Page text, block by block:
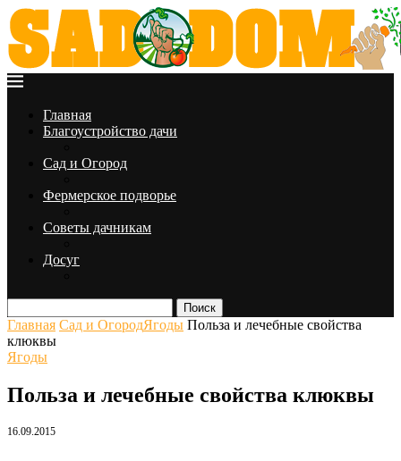
Главная
Благоустройство дачи
Сад и Огород
Фермерское подворье
Советы дачникам
Досуг
Поиск
Главная Сад и ОгородЯгоды Польза и лечебные свойства
клюквы
Ягоды
Польза и лечебные свойства клюквы
16.09.2015